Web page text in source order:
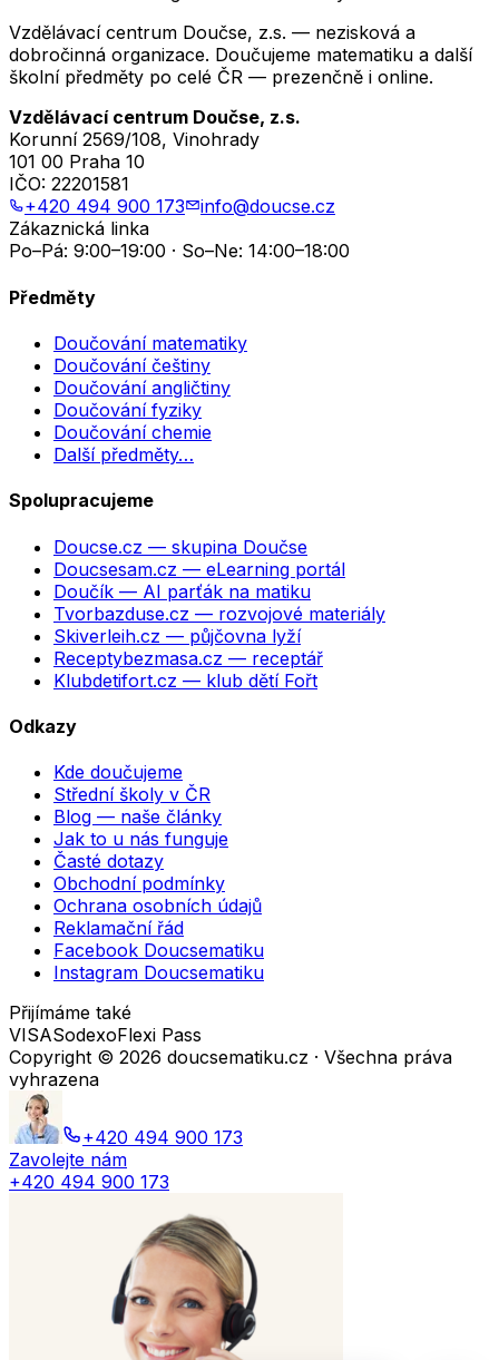
Vzdělávací centrum Doučse, z.s. — nezisková a
dobročinná organizace. Doučujeme matematiku a další
školní předměty po celé ČR — prezenčně i online.
Vzdělávací centrum Doučse, z.s.
Korunní 2569/108, Vinohrady
101 00 Praha 10
IČO: 22201581
+420 494 900 173
info@doucse.cz
Zákaznická linka
Po–Pá: 9:00–19:00 · So–Ne: 14:00–18:00
Předměty
Doučování matematiky
Doučování češtiny
Doučování angličtiny
Doučování fyziky
Doučování chemie
Další předměty…
Spolupracujeme
Doucse.cz — skupina Doučse
Doucsesam.cz — eLearning portál
Doučík — AI parťák na matiku
Tvorbazduse.cz — rozvojové materiály
Skiverleih.cz — půjčovna lyží
Receptybezmasa.cz — receptář
Klubdetifort.cz — klub dětí Fořt
Odkazy
Kde doučujeme
Střední školy v ČR
Blog — naše články
Jak to u nás funguje
Časté dotazy
Obchodní podmínky
Ochrana osobních údajů
Reklamační řád
Facebook Doucsematiku
Instagram Doucsematiku
Přijímáme také
VISASodexoFlexi Pass
Copyright © 2026 doucsematiku.cz · Všechna práva
vyhrazena
+420 494 900 173
Zavolejte nám
+420 494 900 173